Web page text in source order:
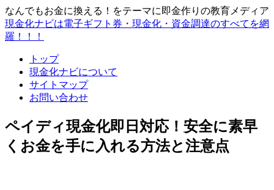
なんでもお金に換える！をテーマに即金作りの教育メディア
現金化ナビは電子ギフト券・現金化・資金調達のすべてを網
羅！！！
トップ
現金化ナビについて
サイトマップ
お問い合わせ
ペイディ現金化即日対応！安全に素早
くお金を手に入れる方法と注意点